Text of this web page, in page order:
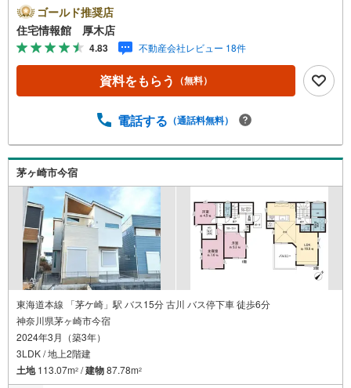
さい。【営業時間 10:00～19:00 火曜・水曜（祝日の場
合は営業いたします）】「資料請求」「内覧」のお問い合
わせは上記時間内ですとスムーズにご対応が可能です。ス
タッフ一同お客様のお問合せをお待ちしております。【住
宅ローン相談会】開催中無理のない住宅ローンの試算やご
購入の際にかかる諸費用の概算も行っております。しっか
気軽にご相談ください。お客様第一主義をモット-にお引越
実に努めさせて頂きます。住宅情報館にお越し頂けたら、
物件のご紹介だけではなく、お住まいの疑問、不安、お家
の事ならなんでもご相談いただけます。お客様の要望をお
伺いしながら誠心誠意、全力でサポートさせて頂きます。
お客様一人一人に合わせたライフプランのご提案をさせて
いただきます。お気軽にご相談ください。
ゴールド推奨店
住宅情報館 厚木店
4.83 不動産会社レビュー 18件
資料をもらう （無料）
電話する （通話料無料）
茅ヶ崎市今宿
東海道本線 「茅ケ崎」駅 バス15分 古川 バス停下車 徒歩6分
神奈川県茅ヶ崎市今宿
2024年3月（築3年）
3LDK / 地上2階建
土地113.07m2 /建物87.78m2